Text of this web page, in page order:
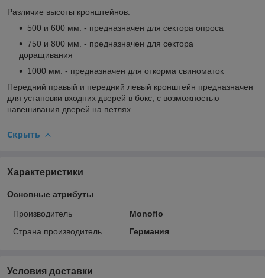
Различие высоты кронштейнов:
500 и 600 мм. - предназначен для сектора опроса
750 и 800 мм. - предназначен для сектора
доращивания
1000 мм. - предназначен для откорма свиноматок
Передний правый и передний левый кронштейн предназначен
для установки входних дверей в бокс, с возможностью
навешивания дверей на петлях.
Скрыть
Характеристики
Основные атрибуты
Производитель
Monoflo
Страна производитель
Германия
Условия доставки